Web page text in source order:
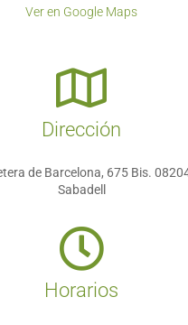
Ver en Google Maps
Dirección
de Barcelona, 675 Bis.
Sabadell
Horarios